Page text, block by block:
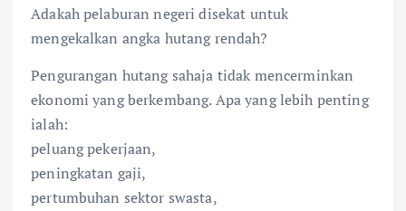
Adakah pelaburan negeri disekat untuk
mengekalkan angka hutang rendah?
Pengurangan hutang sahaja tidak mencerminkan
ekonomi yang berkembang. Apa yang lebih penting
ialah:
peluang pekerjaan,
peningkatan gaji,
pertumbuhan sektor swasta,